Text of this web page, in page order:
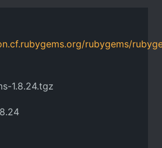
rubygems/
1.8.24.tgz